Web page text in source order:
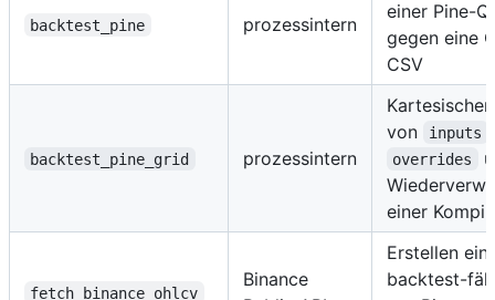
backtest_pine prozessintern
einer Pine-
gegen eine
CSV
backtest_pine_grid prozessintern
von
inputs
overrides
einer
fetch_binance_ohlcv
Binance
Erstellen
backtest-